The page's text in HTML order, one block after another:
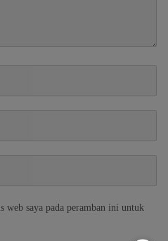
web saya pada peramban ini untuk